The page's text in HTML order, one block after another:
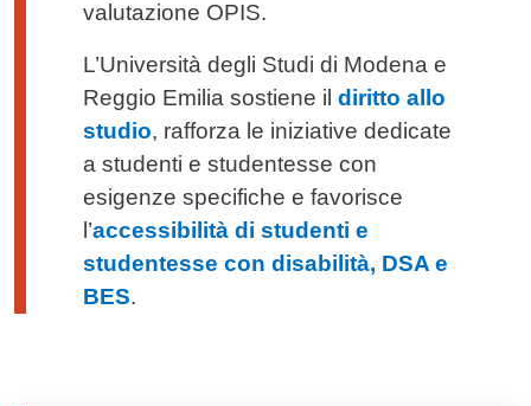
valutazione OPIS.
L’Università degli Studi di Modena e
Reggio Emilia sostiene il diritto allo
studio, rafforza le iniziative dedicate
a studenti e studentesse con
esigenze specifiche e favorisce
l’accessibilità di studenti e
studentesse con disabilità, DSA e
BES.